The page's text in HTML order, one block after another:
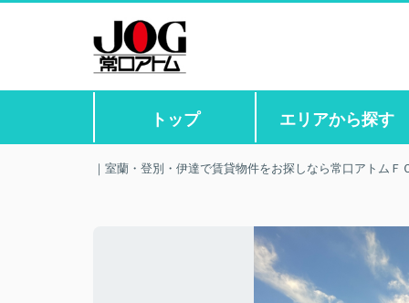
トップ エリアから探す
｜室蘭・登別・伊達で賃貸物件をお探しなら常口アトム